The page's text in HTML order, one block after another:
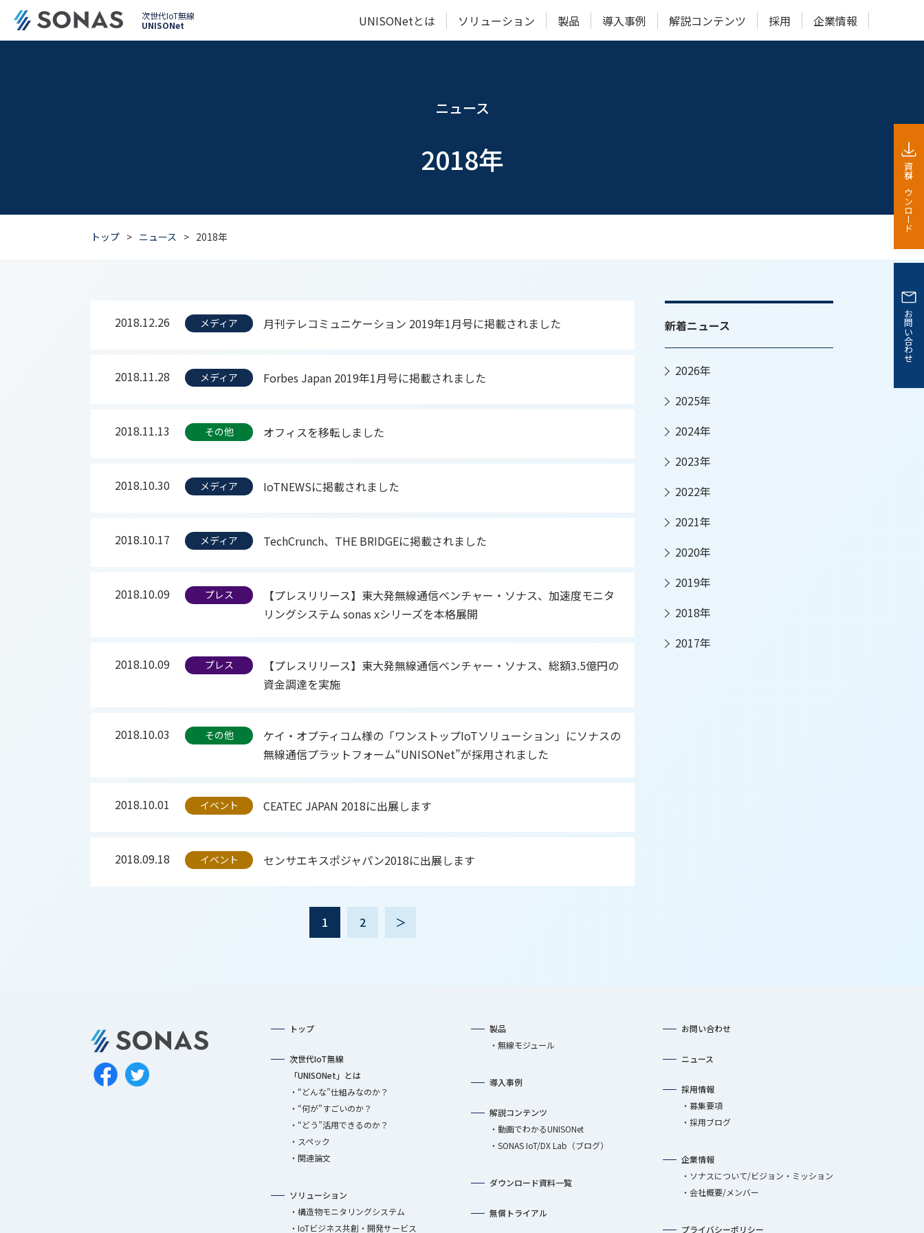
次世代IoT無線
UNISONet
UNISONetとは ソリューション
開発サービス
製品
水位監視システム
（開発中）
導入事例 解説コンテンツ 採用 企業情報
資料ダウンロード
お問い合わせ
ニュース
2018年
トップ > ニュース > 2018年
2018.12.26 メディア 月刊テレコミュニケーション 2019年1月号に掲載されました
2018.11.28 メディア Forbes Japan 2019年1月号に掲載されました
2018.11.13 その他 オフィスを移転しました
2018.10.30 メディア IoTNEWSに掲載されました
2018.10.17 メディア TechCrunch、THE BRIDGEに掲載されました
2018.10.09 プレス
【プレスリリース】東大発無線通信ベンチャー・ソナス、加速度モニタ
リングシステム sonas xシリーズを本格展開
2018.10.09 プレス
【プレスリリース】東大発無線通信ベンチャー・ソナス、総額3.5億円の
資金調達を実施
2018.10.03 その他
ケイ・オプティコム様の「ワンストップIoTソリューション」にソナスの
無線通信プラットフォーム“UNISONet”が採用されました
2018.10.01 イベント CEATEC JAPAN 2018に出展します
2018.09.18 イベント センサエキスポジャパン2018に出展します
1 2 ＞
新着ニュース
2026年
2025年
2024年
2023年
2022年
2021年
2020年
2019年
2018年
2017年
トップ
次世代IoT無線
「UNISONet」とは
“どんな”仕組みなのか？
“何が”すごいのか？
“どう”活用できるのか？
スペック
関連論文
ソリューション
構造物モニタリングシステム
IoTビジネス共創・開発サービス
製品
無線モジュール
導入事例
解説コンテンツ
動画でわかるUNISONet
SONAS IoT/DX Lab（ブログ）
ダウンロード資料一覧
無償トライアル
お問い合わせ
ニュース
採用情報
募集要項
採用ブログ
企業情報
ソナスについて/ビジョン・ミッション
会社概要/メンバー
プライバシーポリシー